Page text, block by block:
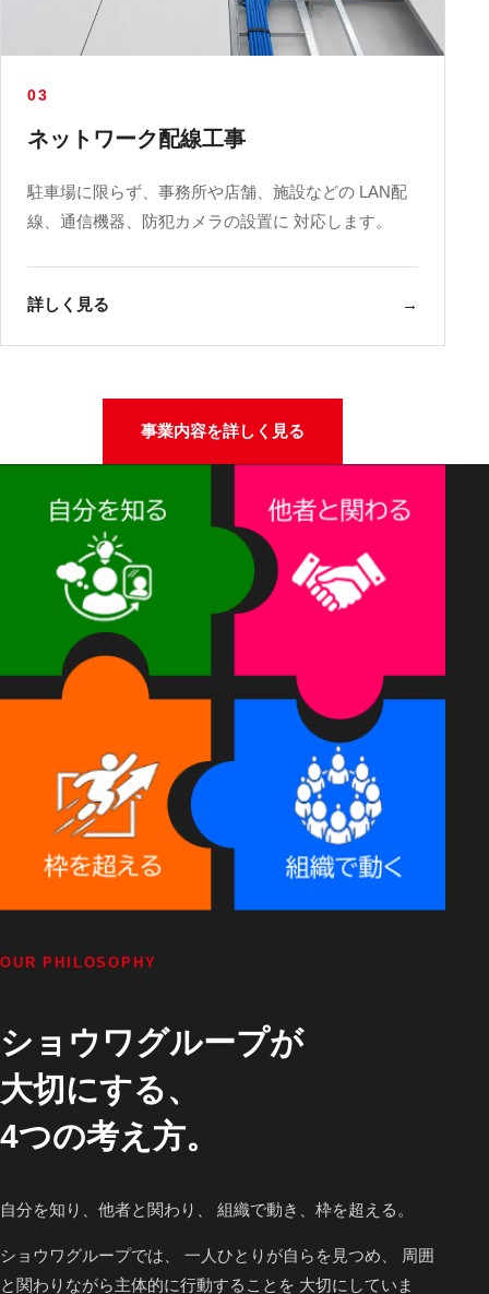
03
ネットワーク配線工事
駐車場に限らず、事務所や店舗、施設などの LAN配
線、通信機器、防犯カメラの設置に 対応します。
詳しく見る →
事業内容を詳しく見る
OUR PHILOSOPHY
ショウワグループが
大切にする、
4つの考え方。
自分を知り、他者と関わり、 組織で動き、枠を超える。
ショウワグループでは、 一人ひとりが自らを見つめ、 周囲
と関わりながら主体的に行動することを 大切にしていま